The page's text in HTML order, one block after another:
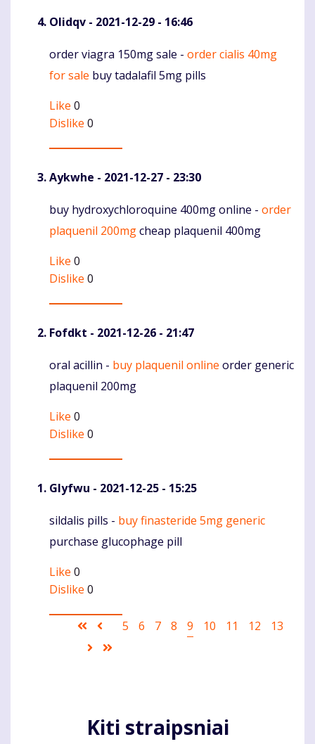
Olidqv - 2021-12-29 - 16:46
Komentaras
order viagra 150mg sale - order cialis 40mg
for sale buy tadalafil 5mg pills
Like 0
Dislike 0
Aykwhe - 2021-12-27 - 23:30
Komentaras
buy hydroxychloroquine 400mg online - order
plaquenil 200mgcheap plaquenil 400mg
Like 0
Dislike 0
Fofdkt - 2021-12-26 - 21:47
Komentaras
oral acillin - buy plaquenil online order generic
plaquenil 200mg
Like 0
Dislike 0
Glyfwu - 2021-12-25 - 15:25
Komentaras
sildalis pills - buy finasteride 5mg generic
purchase glucophage pill
Like 0
Dislike 0
Pagination
First
page
Ankstesnis
puslapis
Puslapis
5 Puslapis
6 Puslapis
7 Puslapis
8
Current
9 Puslapis
10 Puslapis
11 Puslapis
12 Puslapis
13
Sekantis
Kiti straipsniai